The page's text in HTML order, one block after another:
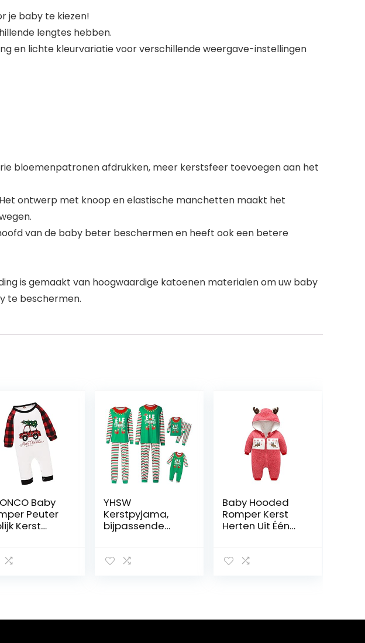
je baby te kiezen!
lengtes hebben.
en lichte kleurvariatie voor verschillende weergave-instellingen
bloemenpatronen afdrukken, meer kerstsfeer toevoegen aan het
ontwerp met knoop en elastische manchetten maakt het
van de baby beter beschermen en heeft ook een betere
is gemaakt van hoogwaardige katoenen materialen om uw baby
te beschermen.
Baby
Peuter
Kerst
Meisje
YHSW
Kerstpyjama,
bijpassende
mannen,
Baby Hooded
Romper Kerst
Herten Uit Één
Lagen
Snowsuit,Red,73